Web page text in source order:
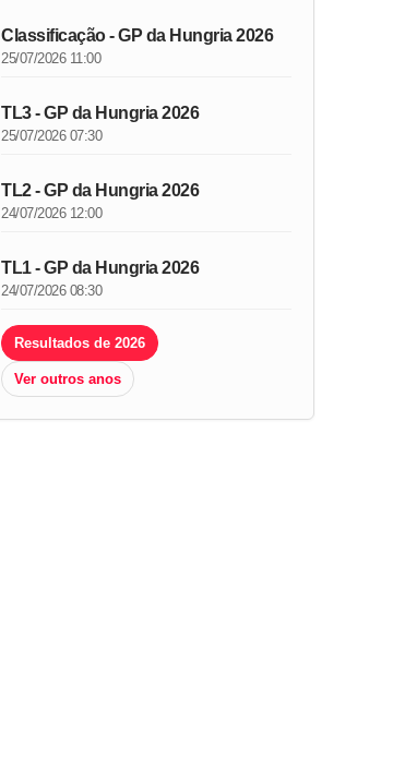
Classificação - GP da Hungria 2026
25/07/2026 11:00
TL3 - GP da Hungria 2026
25/07/2026 07:30
TL2 - GP da Hungria 2026
24/07/2026 12:00
TL1 - GP da Hungria 2026
24/07/2026 08:30
Resultados de 2026
Ver outros anos